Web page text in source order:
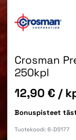
Crosman
250kpl
Hinta
12,90 € /
Bonuspisteet
Tuotekoodi: 6-DS177